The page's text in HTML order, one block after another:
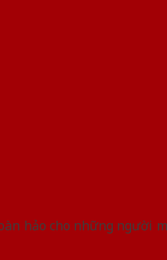
hảo cho những người